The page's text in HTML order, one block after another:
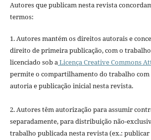
Autores que publicam nesta revista
termos:
1. Autores mantém os direitos autorais e
direito de primeira publicação, com o
licenciado sob aLicença Creative Commons
permite o compartilhamento do trabalho
autoria e publicação inicial nesta revista.
2. Autores têm autorização para assumir
separadamente, para distribuição não-
trabalho publicada nesta revista (ex.: